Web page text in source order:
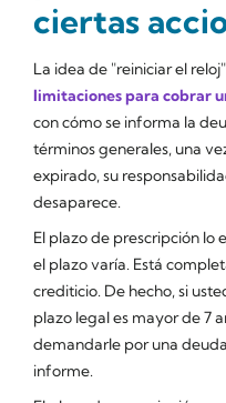
ciertas
La idea de "reiniciar el
limitaciones para cobrar
con cómo se informa la
términos generales, una
expirado, su
desaparece.
El plazo de prescripción lo
el plazo varía. Está
crediticio. De hecho, si
plazo legal es mayor de 7
demandarle por una
informe.